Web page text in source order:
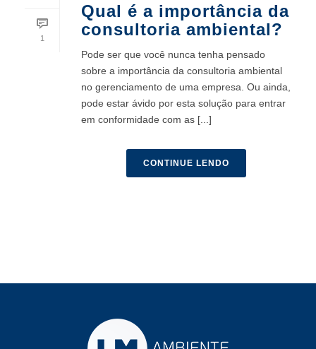
1
Qual é a importância da
consultoria ambiental?
Pode ser que você nunca tenha pensado
sobre a importância da consultoria ambiental
no gerenciamento de uma empresa. Ou ainda,
pode estar ávido por esta solução para entrar
em conformidade com as [...]
CONTINUE LENDO